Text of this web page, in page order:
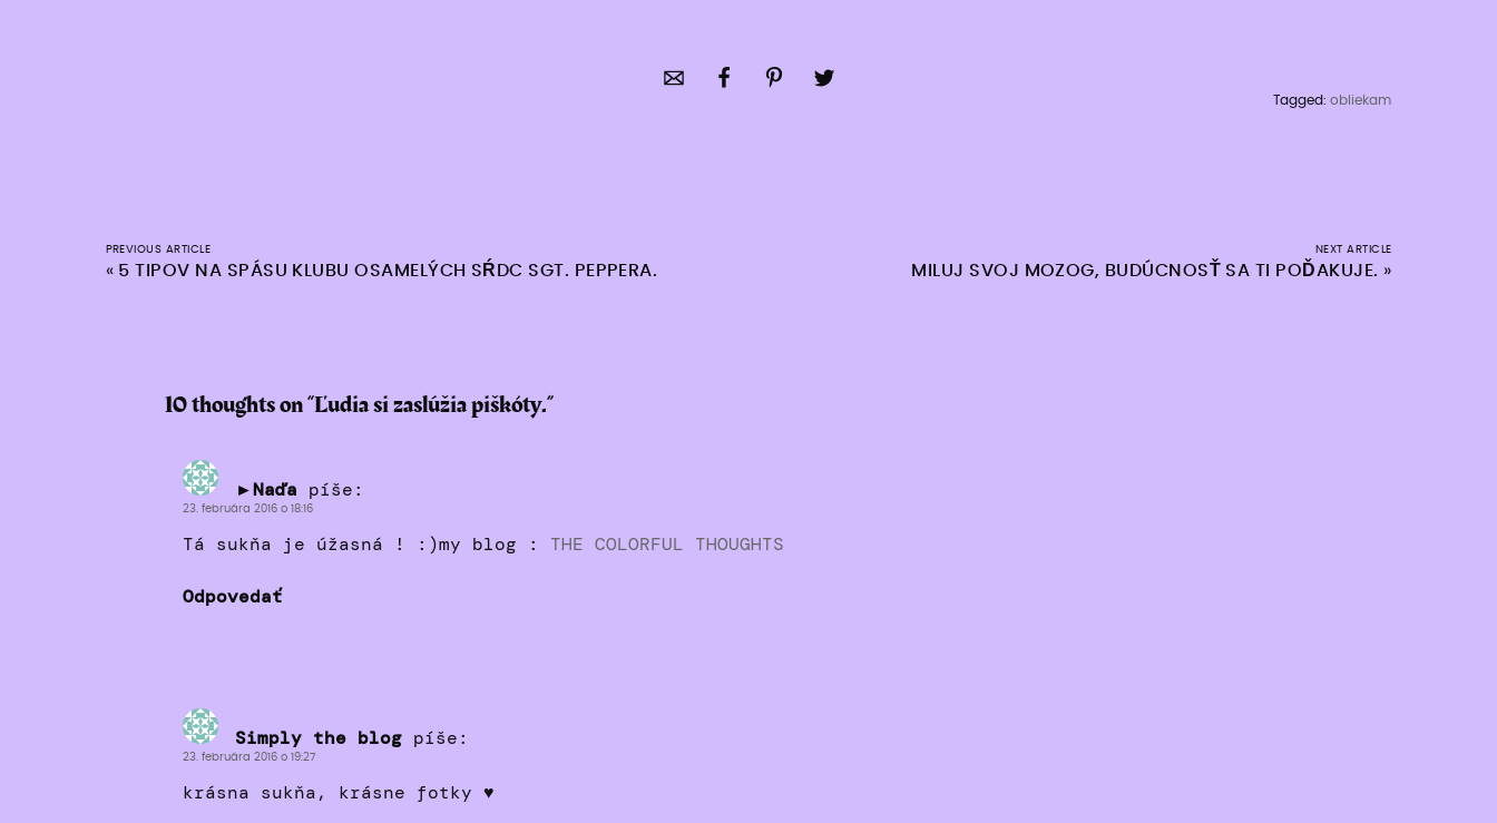
Tagged:obliekam
PREVIOUS ARTICLE
« 5 TIPOV NA SPÁSU KLUBU OSAMELÝCH SŔDC SGT. PEPPERA.
NEXT ARTICLE
MILUJ SVOJ MOZOG, BUDÚCNOSŤ SA TI POĎAKUJE. »
10 thoughts on “Ľudia si zaslúžia piškóty.”
►Naďa píše:
23. februára 2016 o 18:16
Tá sukňa je úžasná ! :)my blog : THE COLORFUL THOUGHTS
Odpovedať
Simply the blog píše:
23. februára 2016 o 19:27
krásna sukňa, krásne fotky ♥